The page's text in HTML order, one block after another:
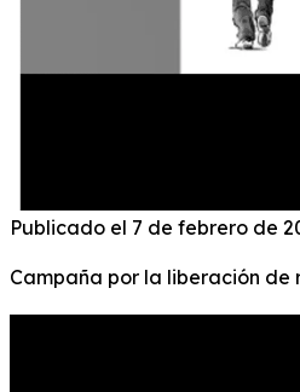
Publicado el 7 de febrero de
Campaña por la liberación de